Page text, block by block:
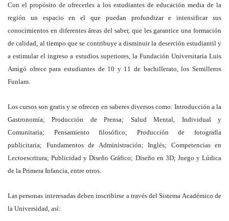
Con el propósito de ofrecerles a los estudiantes de educación media de la
región un espacio en el que puedan profundizar e intensificar sus
conocimientos en diferentes áreas del saber, que les garantice una formación
de calidad, al tiempo que se contribuye a disminuir la deserción estudiantil y
a estimular el ingreso a estudios superiores, la Fundación Universitaria Luis
Amigó ofrece para estudiantes de 10 y 11 de bachillerato, los Semilleros
Funlam.
Los cursos son gratis y se ofrecen en saberes diversos como: Introducción a la
Gastronomía; Producción de Prensa; Salud Mental, Individual y
Comunitaria; Pensamiento filosófico; Producción de fotografía
publicitaria; Fundamentos de Administración; Inglés; Competencias en
Lectoescritura; Publicidad y Diseño Gráfico; Diseño en 3D; Juego y Lúdica
de la Primera Infancia, entre otros.
Las personas interesadas deben inscribirse a través del Sistema Académico de
la Universidad, así: